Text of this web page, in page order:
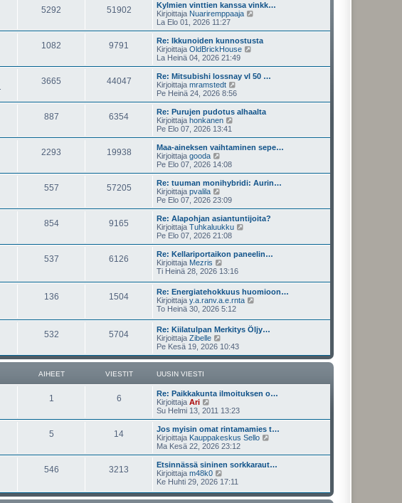
5292 51902
Kylmien vinttien kanssa vinkk…
Kirjoittaja Nuariremppaaja
y
t
s
i
e
i
La Elo 01, 2026 11:27
1082 9791
Re: Ikkunoiden kunnostusta
Kirjoittaja OldBrickHouse
y
t
i
e
i
La Heinä 04, 2026 21:49
3665 44047
Re: Mitsubishi lossnay vl 50 …
Kirjoittaja mramstedt
ä
y
t
s
i
e
i
Pe Heinä 24, 2026 8:56
887 6354
Re: Purujen pudotus alhaalta
Kirjoittaja honkanen
y
t
i
e
s
i
Pe Elo 07, 2026 13:41
2293 19938
Maa-aineksen vaihtaminen sepe…
Kirjoittaja gooda
ä
y
t
u
s
i
n
v
e
s
t
i
Pe Elo 07, 2026 14:08
557 57205
Re: tuuman monihybridi: Aurin…
Kirjoittaja pvalila
ä
y
t
ä
u
i
n
v
i
e
s
t
i
Pe Elo 07, 2026 23:09
854 9165
Re: Alapohjan asiantuntijoita?
Kirjoittaja Tuhkaluukku
y
t
i
n
i
e
i
Pe Elo 07, 2026 21:08
537 6126
Re: Kellariportaikon paneelin…
Kirjoittaja Mezris
ä
t
ä
u
u
s
i
v
i
e
i
Ti Heinä 28, 2026 13:16
136 1504
Re: Energiatehokkuus huomioon…
Kirjoittaja y.a.ranv.a.e.rnta
t
ä
s
v
i
t
i
To Heinä 30, 2026 5:12
532 5704
Re: Kiilatulpan Merkitys Öljy…
Kirjoittaja Zibelle
ä
y
t
s
n
v
i
e
s
t
i
Pe Kesä 19, 2026 10:43
AIHEET VIESTIT UUSIN VIESTI
1 6
Re: Paikkakunta ilmoituksen o…
Kirjoittaja Ari
ä
y
t
ä
u
s
i
n
v
i
Su Helmi 13, 2011 13:23
5 14
Jos myisin omat rintamamies t…
Kirjoittaja Kauppakeskus Sello
y
s
Ma Kesä 22, 2026 23:12
546 3213
Etsinnässä sininen sorkkaraut…
Kirjoittaja m48k0
ä
t
Ke Huhti 29, 2026 17:11